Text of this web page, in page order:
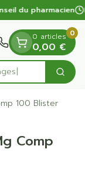
du pharmacien
0 articles
0,00 €
0
100 Blister
Comp